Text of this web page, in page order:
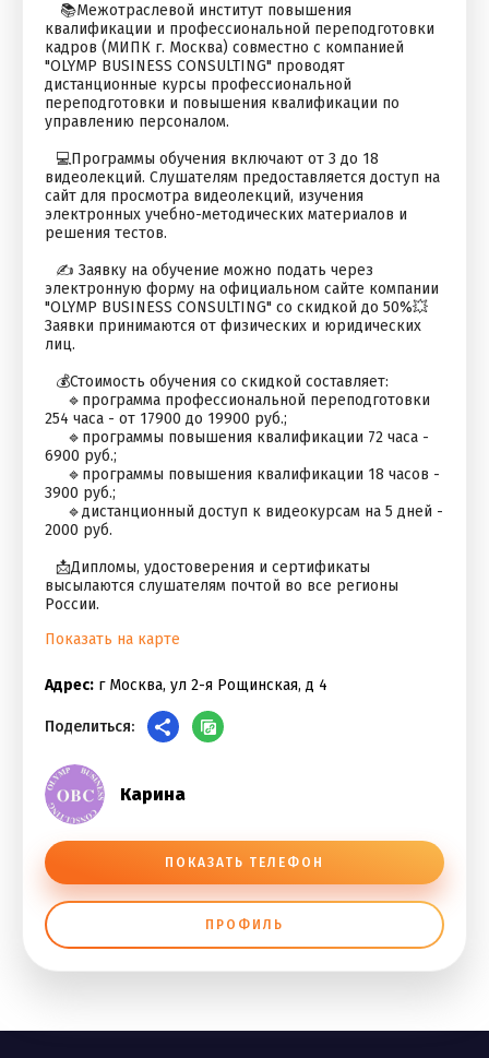
⠀ 📚Межотраслевой институт повышения
квалификации и профессиональной переподготовки
кадров (МИПК г. Москва) совместно с компанией
"OLYMP BUSINESS CONSULTING" проводят
дистанционные курсы профессиональной
переподготовки и повышения квалификации по
управлению персоналом.⠀
⠀💻Программы обучения включают от 3 до 18
видеолекций. Слушателям предоставляется доступ на
сайт для просмотра видеолекций, изучения
электронных учебно-методических материалов и
решения тестов.⠀
⠀✍️ Заявку на обучение можно подать через
электронную форму на официальном сайте компании
"OLYMP BUSINESS CONSULTING" со скидкой до 50%💥
Заявки принимаются от физических и юридических
лиц. ⠀
⠀💰Стоимость обучения со скидкой составляет:⠀
⠀⠀🔹программа профессиональной переподготовки
254 часа - от 17900 до 19900 руб.;⠀
⠀⠀🔹программы повышения квалификации 72 часа -
6900 руб.;⠀
⠀⠀🔹программы повышения квалификации 18 часов -
3900 руб.;
⠀⠀🔹дистанционный доступ к видеокурсам на 5 дней -
2000 руб.
⠀📩Дипломы, удостоверения и сертификаты
высылаются слушателям почтой во все регионы
России.
Показать на карте
Адрес: г Москва, ул 2-я Рощинская, д 4
Поделиться:
Карина
ПОКАЗАТЬ ТЕЛЕФОН
ПРОФИЛЬ